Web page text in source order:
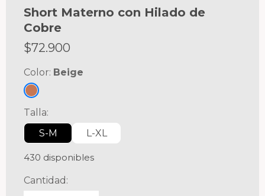
Short Materno con Hilado de
Cobre
$72.900
Color: Beige
Talla:
S-M
L-XL
430 disponibles
Cantidad: